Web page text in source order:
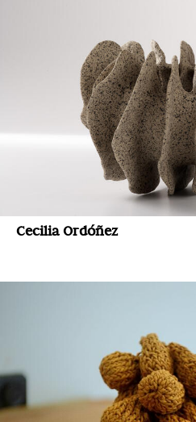
Cecilia Ordóñez